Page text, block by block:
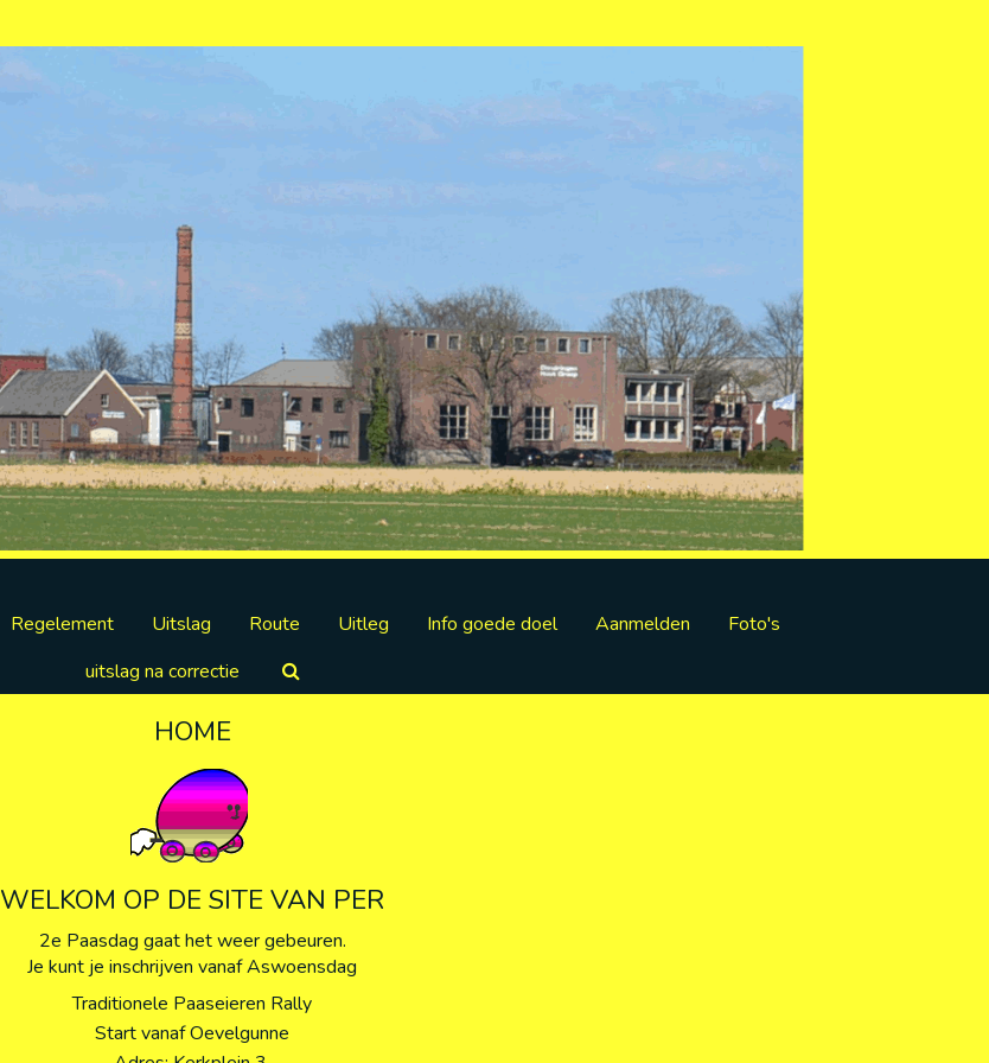
Regelement Uitslag Route Uitleg Info goede doel Aanmelden
Foto's
uitslag na correctie
HOME
WELKOM OP DE SITE VAN PER
2e Paasdag gaat het weer gebeuren.
Je kunt je inschrijven vanaf Aswoensdag
Traditionele Paaseieren Rally
Start vanaf Oevelgunne